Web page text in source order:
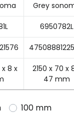
Grey
6950782L
x 8 x
2150 x 70 x
47 mm
100 mm